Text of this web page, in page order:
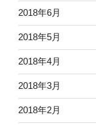
2018年6月
2018年5月
2018年4月
2018年3月
2018年2月